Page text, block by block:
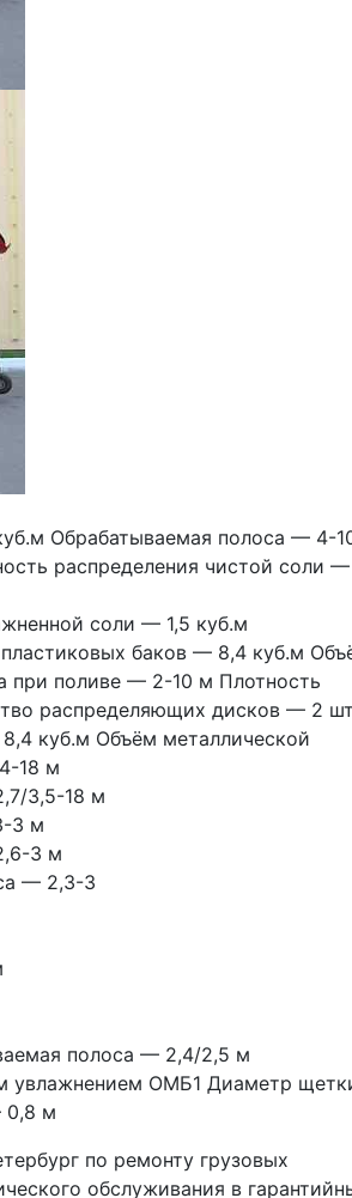
Обрабатываемая полоса — 4-
распределения чистой соли
соли — 1,5 куб.м
баков — 8,4 куб.м
при поливе — 2-10 м Плотность
распределяющих дисков — 2
куб.м Объём металлической
18 м
3,5-18 м
3 м
3 м
— 2,3-3
полоса — 2,4/2,5 м
увлажнением ОМБ1 Диаметр
0,8 м
по ремонту грузовых
обслуживания в